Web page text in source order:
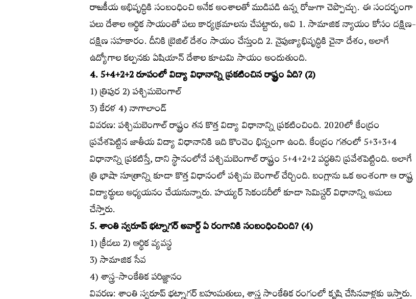
రాజకీయ అభివృద్ధికి సంబంధించి అనేక అంశాలతో ముడిపడి ఉన్న రోజుగా చెప్పొచ్చు. ఈ సందర్భంగా
పలు దేశాల ఆర్థిక సాయంతో పలు కార్యక్రమాలను చేపట్టారు, అవి 1. సామాజిక న్యాయం కోసం దక్షిణ-
దక్షిణ సహకారం. దీనికి బ్రెజిల్‌ దేశం సాయం చేస్తుంది 2. నైపుణ్యాభివృద్ధికి చైనా దేశం, అలాగే
ఉద్యోగాల కల్పనకు ఏషియాన్‌ దేశాల కూటమి సాయం అందుతుంది.
4. 5+4+2+2 రూపంలో విద్యా విధానాన్ని ప్రకటించిన రాష్ట్రం ఏది? (2)
1) త్రిపుర 2) పశ్చిమబెంగాల్‌
3) కేరళ 4) నాగాలాండ్‌
వివరణ: పశ్చిమబెంగాల్‌ రాష్ట్రం తన కొత్త విద్యా విధానాన్ని ప్రకటించింది. 2020లో కేంద్రం
ప్రవేశపెట్టిన జాతీయ విద్యా విధానానికి ఇది కొంచెం భిన్నంగా ఉంది. కేంద్రం గతంలో 5+3+3+4
విధానాన్ని ప్రకటిస్తే, దాని స్థానంలోనే పశ్చిమబెంగాల్‌ రాష్ట్రం 5+4+2+2 పద్ధతిని ప్రవేశపెట్టింది. అలాగే
త్రి భాషా సూత్రాన్ని కూడా కొత్త విధానంలో పశ్చిమ బెంగాల్‌ చేర్చింది. బంగ్లాను ఒక అంశంగా ఆ రాష్ట్ర
విద్యార్థులు అధ్యయనం చేయనున్నారు. హయ్యర్‌ సెకండరీలో కూడా సెమిస్టర్‌ విధానాన్ని అమలు
చేస్తారు.
5. శాంతి స్వరూప్‌ భట్నాగర్‌ అవార్డ్‌ ఏ రంగానికి సంబంధించింది? (4)
1) క్రీడలు 2) ఆర్థిక వ్యవస్థ
3) సామాజిక సేవ
4) శాస్త్ర-సాంకేతిక పరిజ్ఞానం